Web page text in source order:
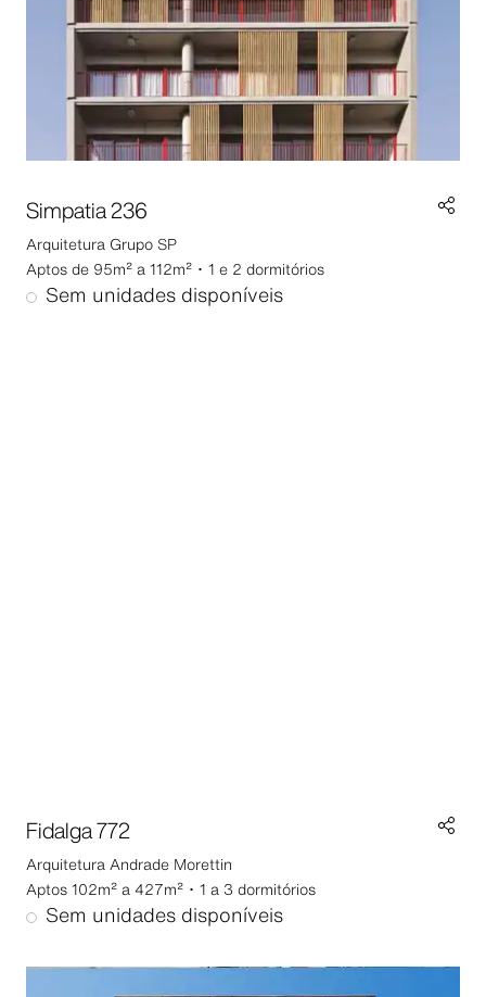
Simpatia 236
Arquitetura Grupo SP
Aptos de 95m² a 112m² ･ 1 e 2 dormitórios
Sem unidades disponíveis
Fidalga 772
Arquitetura Andrade Morettin
Aptos 102m² a 427m² ･ 1 a 3 dormitórios
Sem unidades disponíveis